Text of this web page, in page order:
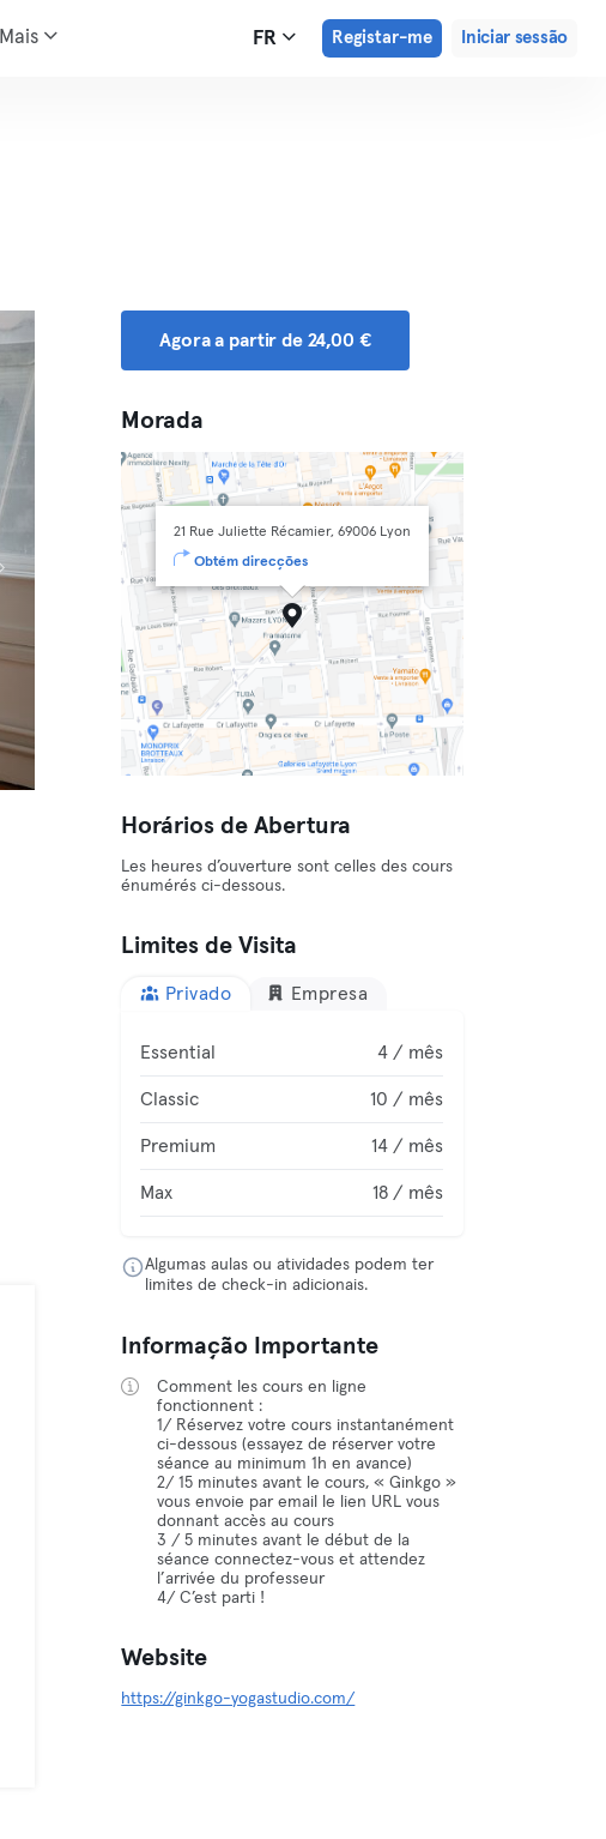
Mais FR Registar-me Iniciar sessão
Agora a partir de 24,00 €
Morada
21 Rue Juliette Récamier, 69006 Lyon
Obtém direcções
Horários de Abertura
Les heures d’ouverture sont celles des cours
énumérés ci-dessous.
Limites de Visita
Privado Empresa
Essential 4 / mês
Classic 10 / mês
Premium 14 / mês
Max 18 / mês
Algumas aulas ou atividades podem ter
limites de check-in adicionais.
Informação Importante
Comment les cours en ligne
fonctionnent :
1/ Réservez votre cours instantanément
ci-dessous (essayez de réserver votre
séance au minimum 1h en avance)
2/ 15 minutes avant le cours, « Ginkgo »
vous envoie par email le lien URL vous
donnant accès au cours
3 / 5 minutes avant le début de la
séance connectez-vous et attendez
l’arrivée du professeur
4/ C’est parti !
Website
https://ginkgo-yogastudio.com/